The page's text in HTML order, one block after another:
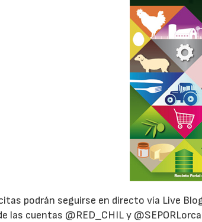
podrán seguirse en directo vía Live
las cuentas @RED_CHIL y